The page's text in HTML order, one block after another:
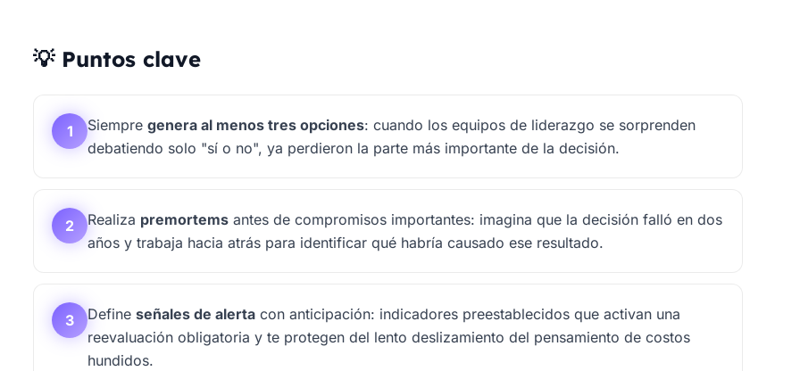
💡 Puntos clave
1 Siempregenera al menos tres opciones: cuando los equipos de liderazgo se sorprenden
debatiendo solo "sí o no", ya perdieron la parte más importante de la decisión.
2 Realiza premortems antes de compromisos importantes: imagina que la decisión falló en dos
años y trabaja hacia atrás para identificar qué habría causado ese resultado.
3 Defineseñales de alerta con anticipación: indicadores preestablecidos que activan una
reevaluación obligatoria y te protegen del lento deslizamiento del pensamiento de costos
hundidos.